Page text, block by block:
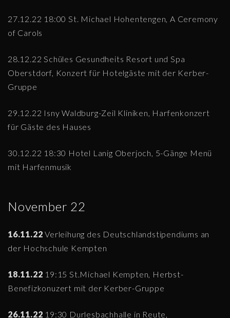
27.12.22 18:00 St. Michael Hohentengen, A Ceremony
of Carols
28.12.22 Schüles Gesundheits Resort und Spa
Oberstdorf, Konzert für Hotelgäste mit der Kerber-
Gruppe
29.12.22 Isny Waldburg-Zeil Kliniken, Harfenkonzert
für Gäste des Hauses
30.12.22 18:30 Hotel Lanig Oberjoch, 5-Gänge Menü
mit Harfenmusik
November 22
16.11.22Verleihung des Deutschlandstipendiums an
der Hochschule Kempten
18.11.22 19:15 St.Michael Kempten, Herbst-
Benefizkonuzert mit der Kerber-Gruppe
26.11.22 19:30 Durlesbachhalle in Reute,